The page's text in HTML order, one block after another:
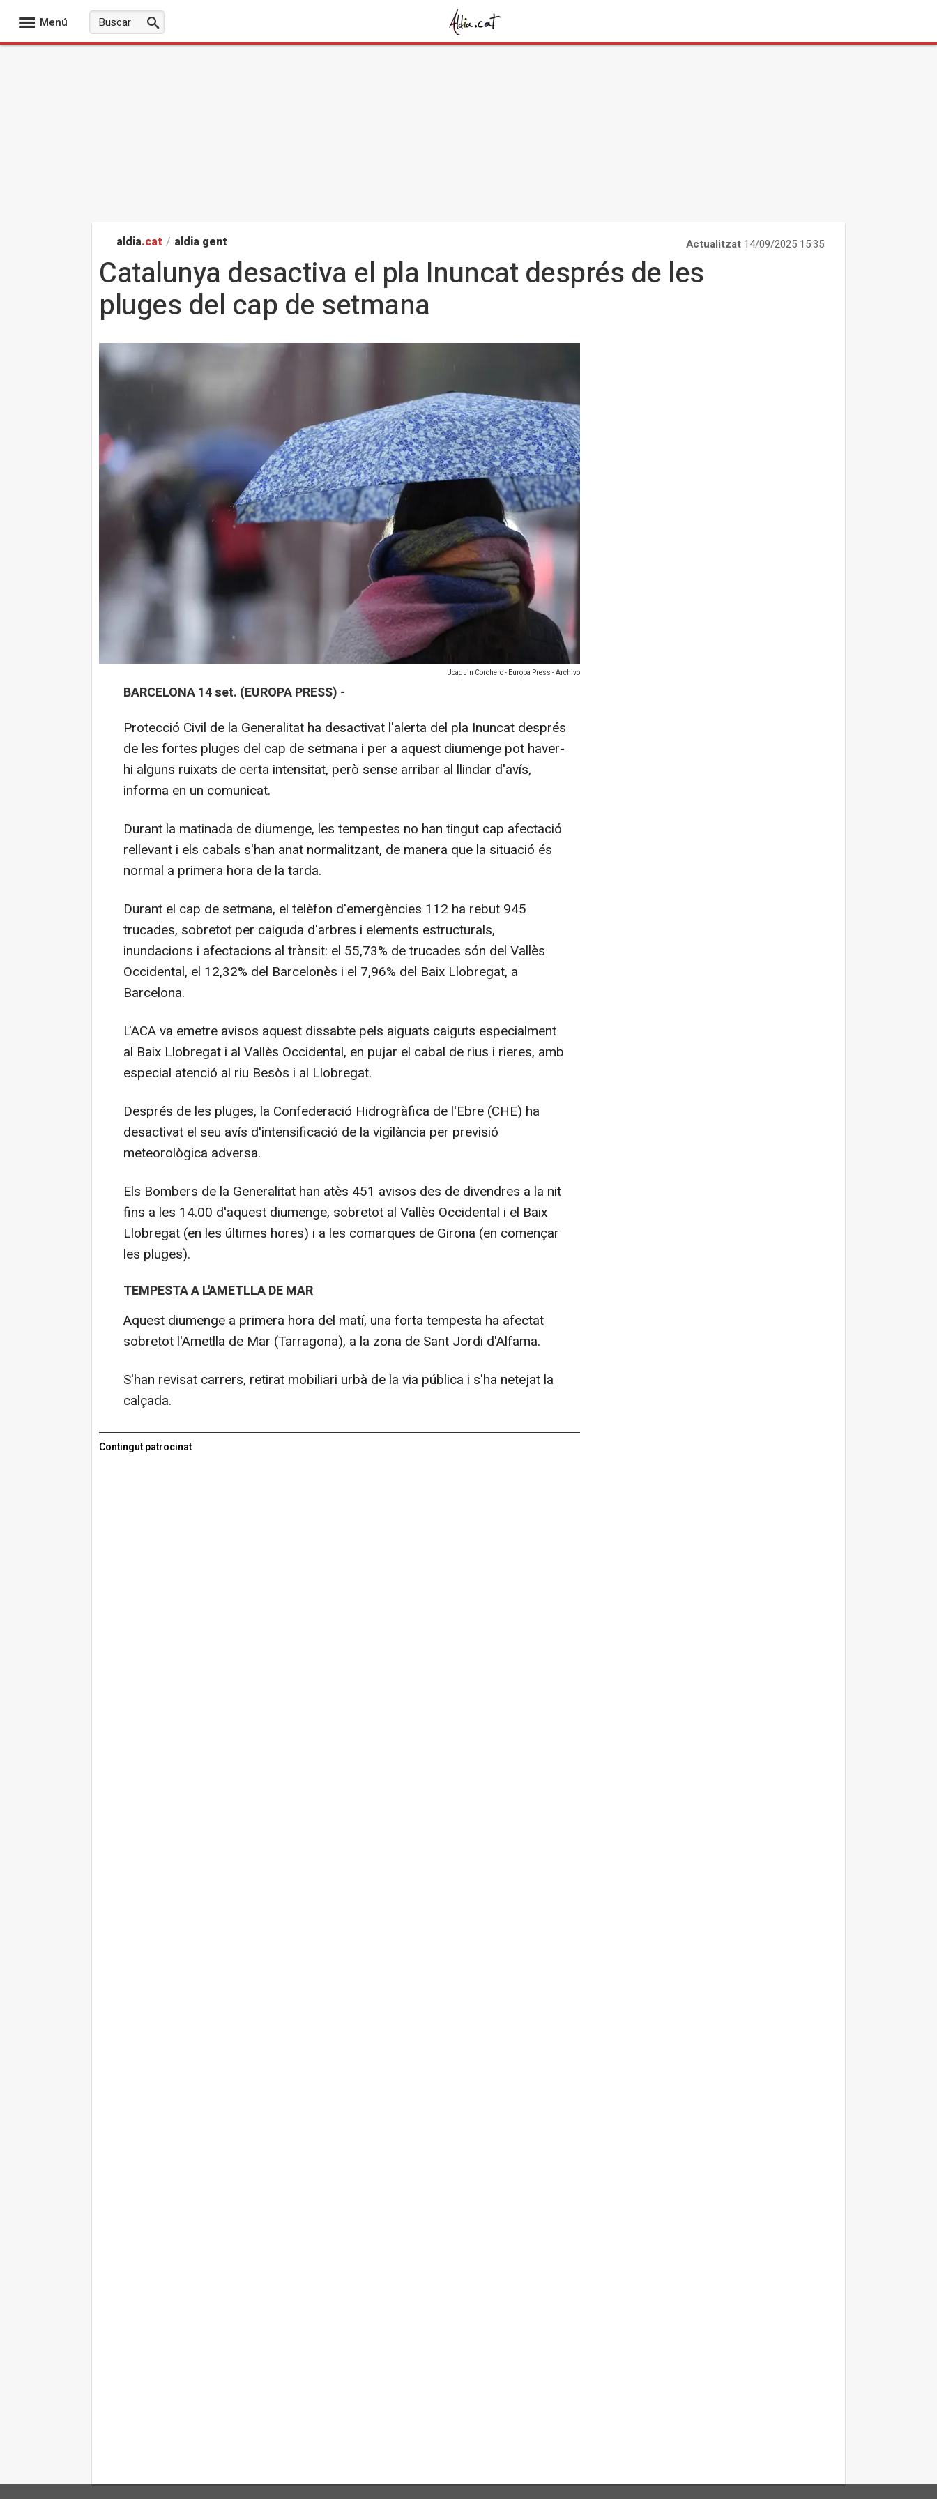
Menú
aldia.cat / aldia gent Actualitzat 14/09/2025 15:35
Catalunya desactiva el pla Inuncat després de les
pluges del cap de setmana
Joaquin Corchero - Europa Press - Archivo
BARCELONA 14 set. (EUROPA PRESS) -
Protecció Civil de la Generalitat ha desactivat l'alerta del pla Inuncat després
de les fortes pluges del cap de setmana i per a aquest diumenge pot haver-
hi alguns ruixats de certa intensitat, però sense arribar al llindar d'avís,
informa en un comunicat.
Durant la matinada de diumenge, les tempestes no han tingut cap afectació
rellevant i els cabals s'han anat normalitzant, de manera que la situació és
normal a primera hora de la tarda.
Durant el cap de setmana, el telèfon d'emergències 112 ha rebut 945
trucades, sobretot per caiguda d'arbres i elements estructurals,
inundacions i afectacions al trànsit: el 55,73% de trucades són del Vallès
Occidental, el 12,32% del Barcelonès i el 7,96% del Baix Llobregat, a
Barcelona.
L'ACA va emetre avisos aquest dissabte pels aiguats caiguts especialment
al Baix Llobregat i al Vallès Occidental, en pujar el cabal de rius i rieres, amb
especial atenció al riu Besòs i al Llobregat.
Després de les pluges, la Confederació Hidrogràfica de l'Ebre (CHE) ha
desactivat el seu avís d'intensificació de la vigilància per previsió
meteorològica adversa.
Els Bombers de la Generalitat han atès 451 avisos des de divendres a la nit
fins a les 14.00 d'aquest diumenge, sobretot al Vallès Occidental i el Baix
Llobregat (en les últimes hores) i a les comarques de Girona (en començar
les pluges).
TEMPESTA A L'AMETLLA DE MAR
Aquest diumenge a primera hora del matí, una forta tempesta ha afectat
sobretot l'Ametlla de Mar (Tarragona), a la zona de Sant Jordi d'Alfama.
S'han revisat carrers, retirat mobiliari urbà de la via pública i s'ha netejat la
calçada.
Contingut patrocinat